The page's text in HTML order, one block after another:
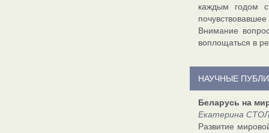
каждым годом
Внимание
воплощаться в
НАУЧНЫЕ
Беларусь на
Екатерина
Развитие